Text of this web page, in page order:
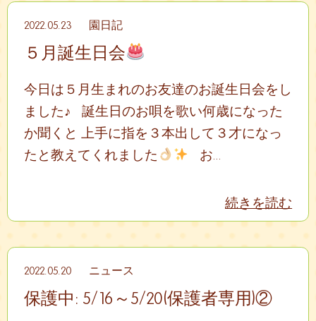
2022.05.23 園日記
５月誕生日会
今日は５月生まれのお友達のお誕生日会をし
ました♪ 誕生日のお唄を歌い何歳になった
か聞くと 上手に指を３本出して３才になっ
たと教えてくれました
お...
続きを読む
2022.05.20 ニュース
保護中: 5/16～5/20(保護者専用)②